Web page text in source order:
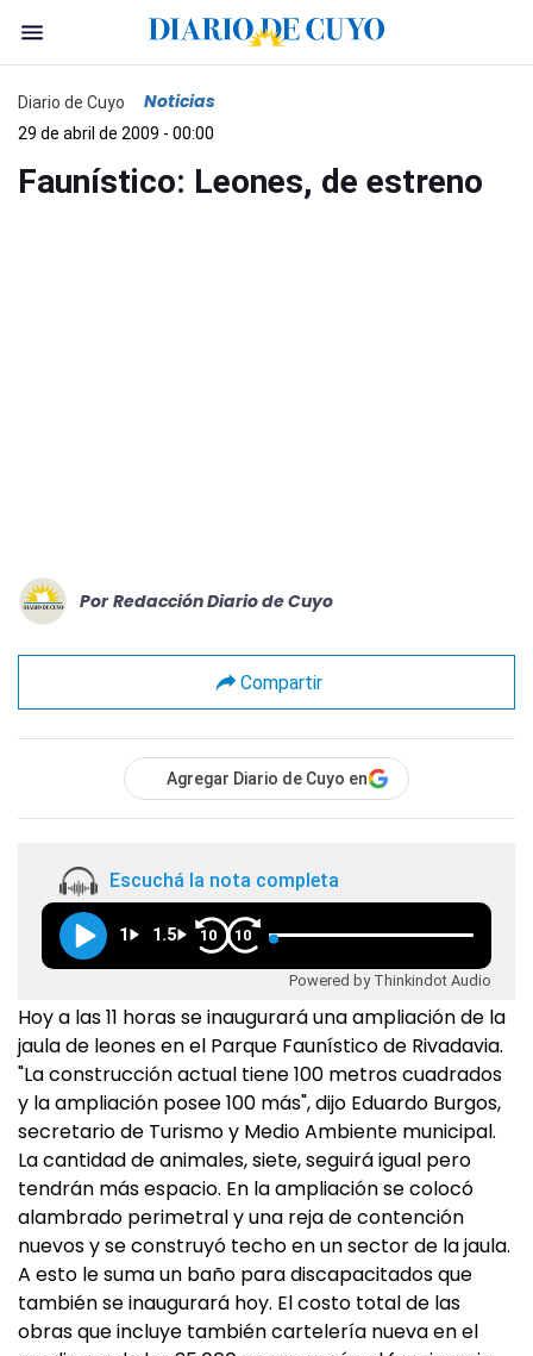
Diario de Cuyo Noticias
29 de abril de 2009 - 00:00
Faunístico: Leones, de estreno
Por Redacción Diario de Cuyo
Compartir
Agregar Diario de Cuyo en
Escuchá la nota completa
1 1.5 10 10
Powered by Thinkindot Audio
Hoy a las 11 horas se inaugurará una ampliación de la
jaula de leones en el Parque Faunístico de Rivadavia.
"La construcción actual tiene 100 metros cuadrados
y la ampliación posee 100 más", dijo Eduardo Burgos,
secretario de Turismo y Medio Ambiente municipal.
La cantidad de animales, siete, seguirá igual pero
tendrán más espacio. En la ampliación se colocó
alambrado perimetral y una reja de contención
nuevos y se construyó techo en un sector de la jaula.
A esto le suma un baño para discapacitados que
también se inaugurará hoy. El costo total de las
obras que incluye también cartelería nueva en el